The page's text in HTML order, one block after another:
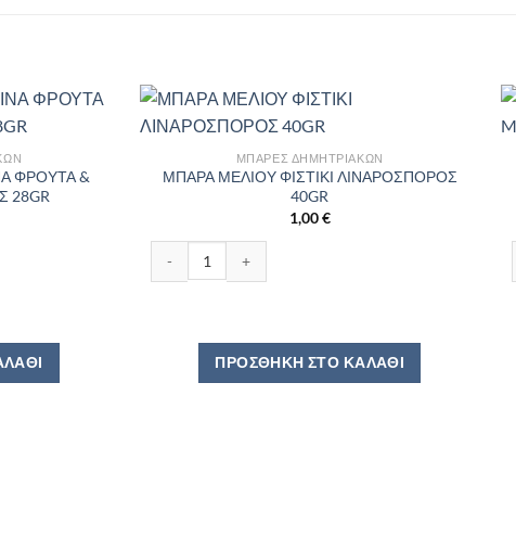
ΦΡΟΥΤΑ &
28GR
ΜΠΆΡΕΣ ΔΗΜΗΤΡΙΑΚΏΝ
ΜΠΑΡΑ ΜΕΛΙΟΥ ΦΙΣΤΙΚΙ ΛΙΝΑΡΟΣΠΟΡΟΣ
40GR
1,00€
ΠΡΟΣΘΉΚΗ ΣΤΟ ΚΑΛΆΘΙ